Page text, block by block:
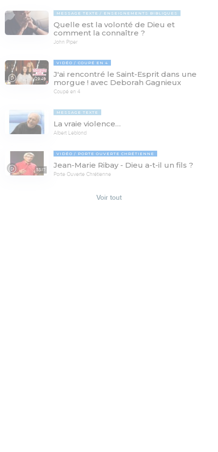
MESSAGE TEXTE ENSEIGNEMENTS BIBLIQUES
Quelle est la volonté de Dieu et
comment la connaître ?
John Piper
29:46
VIDÉO COUPÉ EN 4
J'ai rencontré le Saint-Esprit dans une
morgue ! avec Deborah Gagnieux
Coupé en 4
MESSAGE TEXTE
La vraie violence…
Albert Leblond
53:17
VIDÉO PORTE OUVERTE CHRÉTIENNE
Jean-Marie Ribay - Dieu a-t-il un fils ?
Porte Ouverte Chrétienne
Voir tout